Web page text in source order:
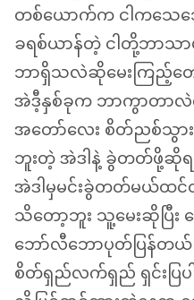
တစ်ယောက်က ငါကသေ
ခရစ်ယာန်တဲ့ ငါတို့ဘာသာ
ဘာရှိသလဲဆိုမေးကြည့်တ
အဲဒီ့နှစ်ခုက ဘာကွာတာ
အတော်လေး စိတ်ညစ်သွ
ဘူးတဲ့ အဲဒါနဲ့ ခွဲတတ်ဖို့ဆိုရ
အဲဒါမှမင်းခွဲတတ်မယ်ထင်
သိတော့ဘူး သူ့မေးဆိုပြီ
ဘော်လီဘောပုတ်ပြန်တ
စိတ်ရှည်လက်ရှည် ရှင်းပြ